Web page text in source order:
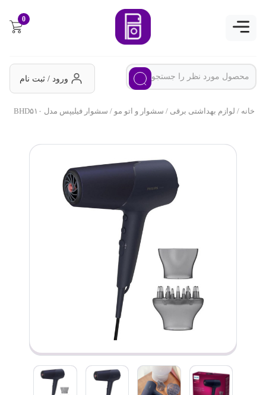
0
ورود / ثبت نام
خانه/ لوازم بهداشتی برقی/ سشوار و اتو مو/ سشوار فیلیپس مدل BHD۵۱۰